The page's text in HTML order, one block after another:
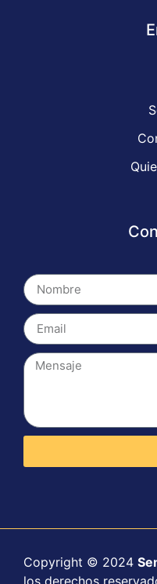
Copyright © 2024
los derechos